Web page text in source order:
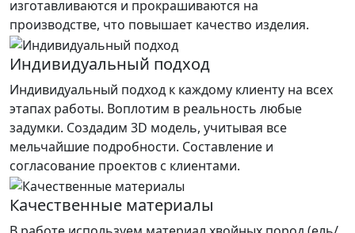
изготавливаются и прокрашиваются на
производстве, что повышает качество изделия.
Индивидуальный подход
Индивидуальный подход к каждому клиенту на всех
этапах работы. Воплотим в реальность любые
задумки. Создадим 3D модель, учитывая все
мельчайшие подробности. Составление и
согласование проектов с клиентами.
Качественные материалы